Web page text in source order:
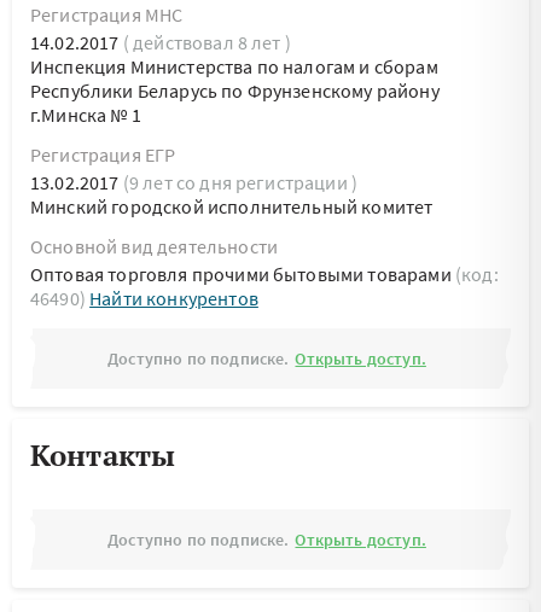
Регистрация МНС
14.02.2017 ( действовал 8 лет )
Инспекция Министерства по налогам и сборам
Республики Беларусь по Фрунзенскому району
г.Минска № 1
Регистрация ЕГР
13.02.2017 (9 лет со дня регистрации )
Минский городской исполнительный комитет
Основной вид деятельности
Оптовая торговля прочими бытовыми товарами (код:
46490) Найти конкурентов
Доступно по подписке. Открыть доступ.
Контакты
Доступно по подписке. Открыть доступ.